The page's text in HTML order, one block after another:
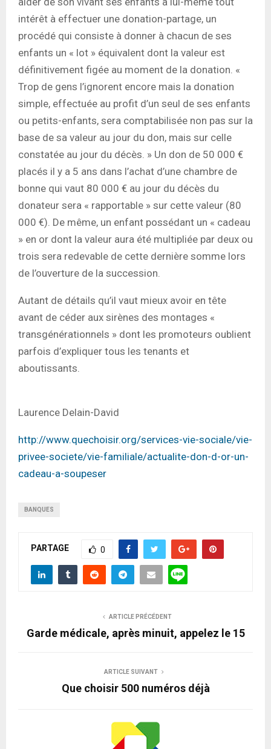
intérêt à effectuer une donation-partage, un
procédé qui consiste à donner à chacun de ses
enfants un « lot » équivalent dont la valeur est
définitivement figée au moment de la donation. «
Trop de gens l’ignorent encore mais la donation
simple, effectuée au profit d’un seul de ses enfants
ou petits-enfants, sera comptabilisée non pas sur la
base de sa valeur au jour du don, mais sur celle
constatée au jour du décès. » Un don de 50 000 €
placés il y a 5 ans dans l’achat d’une chambre de
bonne qui vaut 80 000 € au jour du décès du
donateur sera « rapportable » sur cette valeur (80
000 €). De même, un enfant possédant un « cadeau
» en or dont la valeur aura été multipliée par deux ou
trois sera redevable de cette dernière somme lors
de l’ouverture de la succession.
Autant de détails qu’il vaut mieux avoir en tête
avant de céder aux sirènes des montages «
transgénérationnels » dont les promoteurs oublient
parfois d’expliquer tous les tenants et
aboutissants.
Laurence Delain-David
http://www.quechoisir.org/services-vie-sociale/vie-
privee-societe/vie-familiale/actualite-don-d-or-un-
cadeau-a-soupeser
BANQUES
PARTAGE 0
ARTICLE PRÉCÉDENT
Garde médicale, après minuit, appelez le 15
ARTICLE SUIVANT
Que choisir 500 numéros déjà